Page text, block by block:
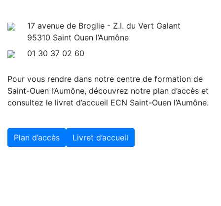
17 avenue de Broglie - Z.I. du Vert Galant
95310 Saint Ouen l’Aumône
01 30 37 02 60
Pour vous rendre dans notre centre de formation de
Saint-Ouen l’Aumône, découvrez notre plan d’accès et
consultez le livret d’accueil ECN Saint-Ouen l’Aumône.
Plan d’accès Livret d’accueil